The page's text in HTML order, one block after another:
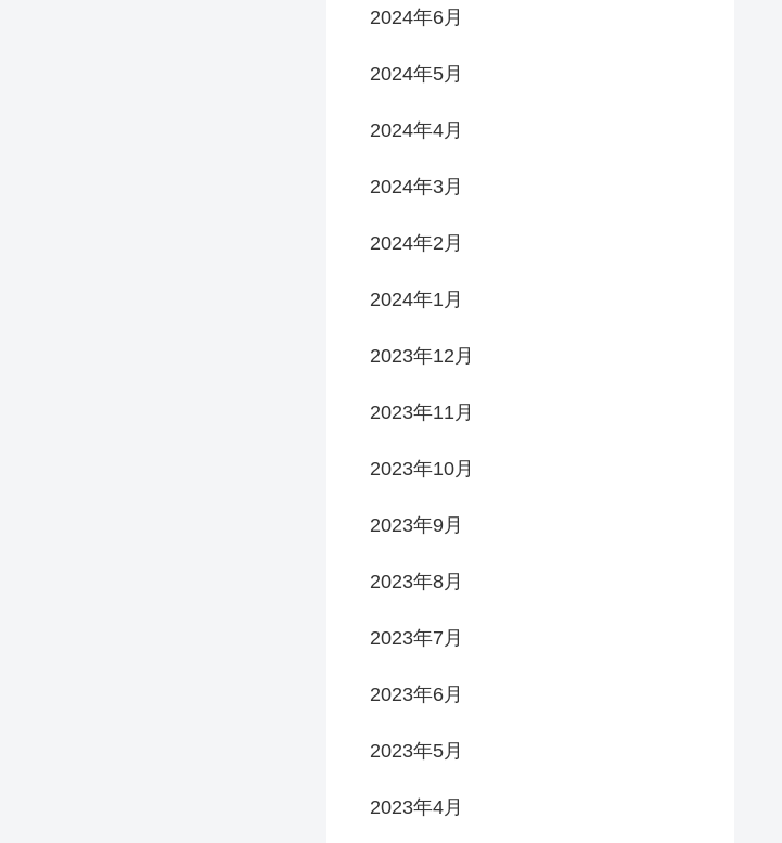
2024年6月
2024年5月
2024年4月
2024年3月
2024年2月
2024年1月
2023年12月
2023年11月
2023年10月
2023年9月
2023年8月
2023年7月
2023年6月
2023年5月
2023年4月